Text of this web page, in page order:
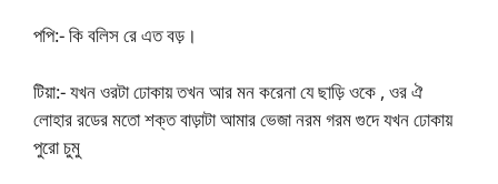
পপি:- কি বলিস রে এত বড়।
টিয়া:- যখন ওরটা ঢোকায় তখন আর মন করেনা যে ছাড়ি ওকে , ওর ঐ
লোহার রডের মতো শক্ত বাড়াটা আমার ভেজা নরম গরম গুদে যখন ঢোকায়
পুরো চুমু